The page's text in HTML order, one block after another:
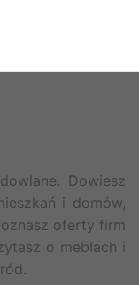
Dowiesz
i domów,
oferty firm
o meblach i